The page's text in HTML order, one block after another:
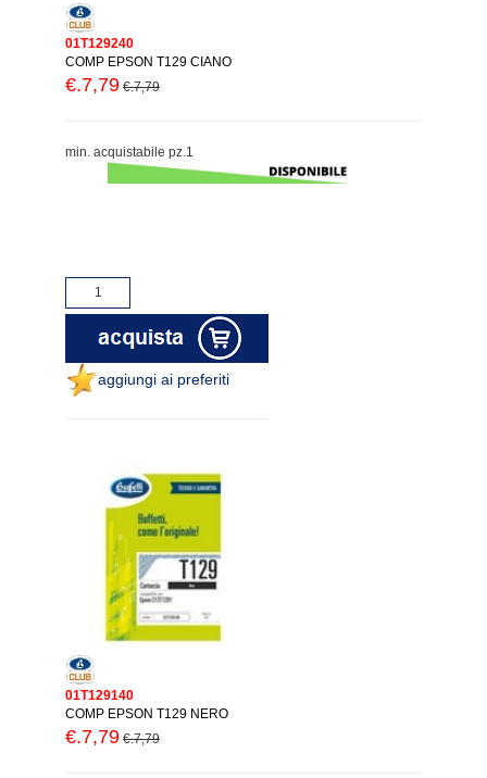
01T129240
COMP EPSON T129 CIANO
€.7,79 €.7,79
min. acquistabile pz.1
aggiungi ai preferiti
01T129140
COMP EPSON T129 NERO
€.7,79 €.7,79